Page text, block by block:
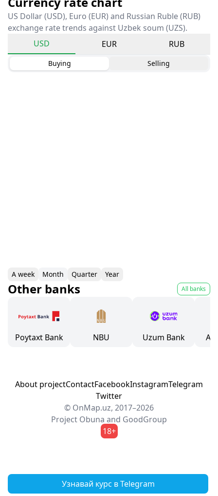
US Dollar (USD), Euro (EUR) and Russian Ruble (RUB)
exchange rate trends against Uzbek soum (UZS).
USD
EUR RUB
Buying Selling
A week Month Quarter Year
Other banks All banks
Poytaxt Bank NBU Uzum Bank
About projectContactFacebookInstagramTelegram
Twitter
© OnMap.uz, 2017–2026
Project Obuna and GoodGroup
18+
Узнавай курс в Telegram